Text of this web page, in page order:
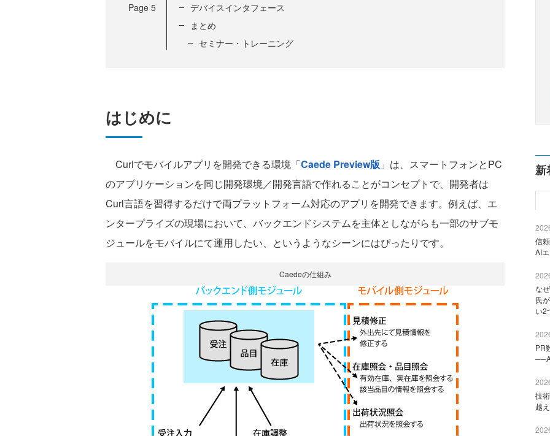
Page 5
デバイスインタフェース
まとめ
セミナー・トレーニング
はじめに
Curlでモバイルアプリを開発できる環境「Caede Preview版 」は、スマートフォンとPC
のアプリケーションを同じ開発環境／開発言語で作れることがコンセプトで、開発者は
Curl言語を習得するだけで両プラットフォーム対応のアプリを開発できます。例えば、エ
ンタープライズの現場において、バックエンドシステムを主体としながらも一部のサブモ
ジュールをモバイルにて運用したい、というようなシーンにはぴったりです。
Caedeの仕組み
新
信
AI
な
氏
い2
PR
技
越